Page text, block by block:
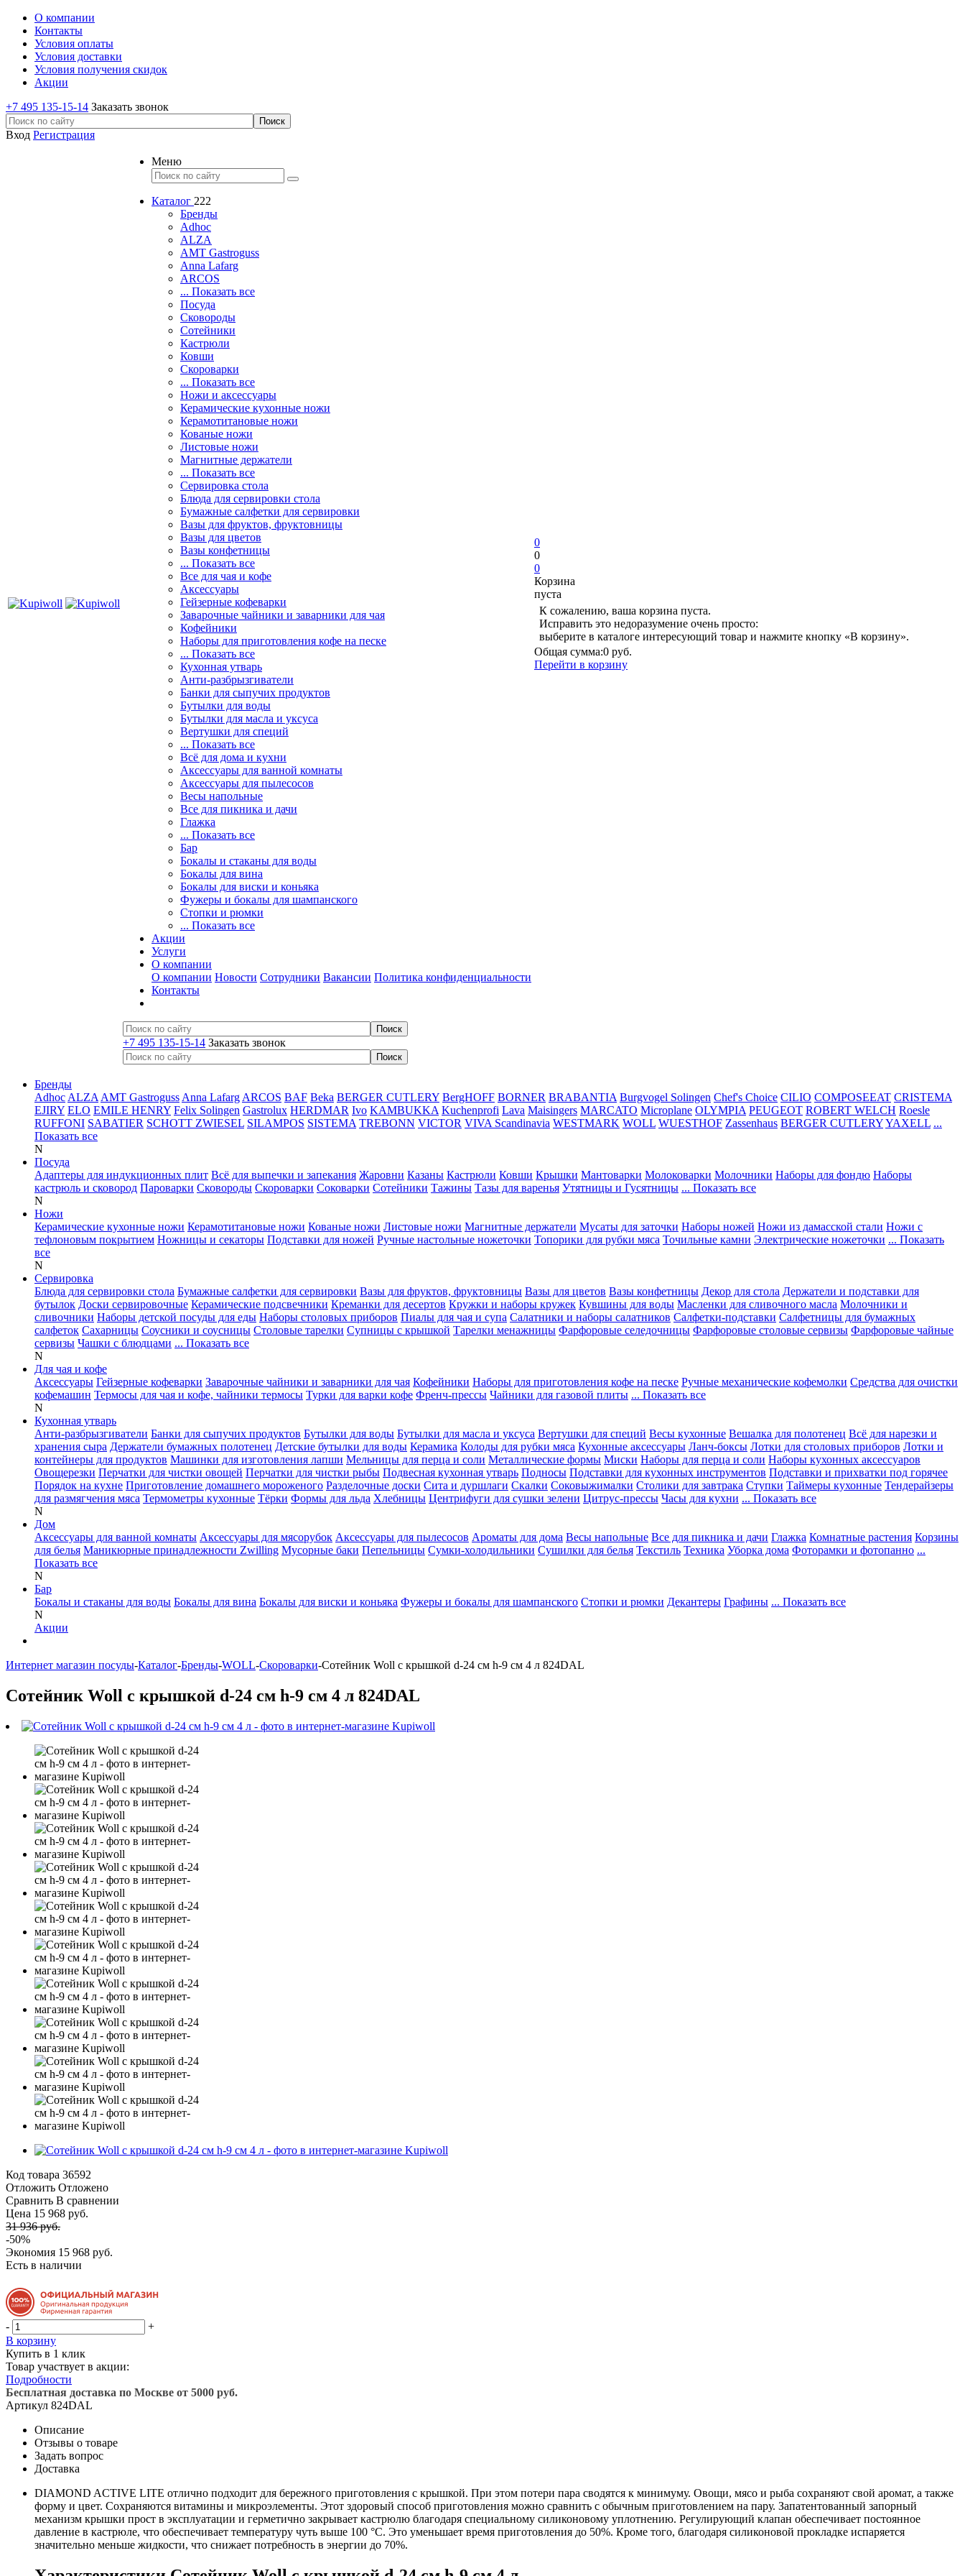
О компании
Контакты
Условия оплаты
Условия доставки
Условия получения скидок
Акции
+7 495 135-15-14 Заказать звонок
Вход Регистрация
Меню
Каталог 222
Бренды
Adhoc
ALZA
AMT Gastroguss
Anna Lafarg
ARCOS
... Показать все
Посуда
Сковороды
Сотейники
Кастрюли
Ковши
Скороварки
... Показать все
Ножи и аксессуары
Керамические кухонные ножи
Керамотитановые ножи
Кованые ножи
Листовые ножи
Магнитные держатели
... Показать все
Сервировка стола
Блюда для сервировки стола
Бумажные салфетки для сервировки
Вазы для фруктов, фруктовницы
Вазы для цветов
Вазы конфетницы
... Показать все
Все для чая и кофе
Аксессуары
Гейзерные кофеварки
Заварочные чайники и заварники для чая
Кофейники
Наборы для приготовления кофе на песке
... Показать все
Кухонная утварь
Анти-разбрызгиватели
Банки для сыпучих продуктов
Бутылки для воды
Бутылки для масла и уксуса
Вертушки для специй
... Показать все
Всё для дома и кухни
Аксессуары для ванной комнаты
Аксессуары для пылесосов
Весы напольные
Все для пикника и дачи
Глажка
... Показать все
Бар
Бокалы и стаканы для воды
Бокалы для вина
Бокалы для виски и коньяка
Фужеры и бокалы для шампанского
Стопки и рюмки
... Показать все
Акции
Услуги
О компании
О компании Новости Сотрудники Вакансии Политика конфиденциальности
Контакты
+7 495 135-15-14 Заказать звонок
0
0
0
Корзина
пуста
К сожалению, ваша корзина пуста.
Исправить это недоразумение очень просто:
выберите в каталоге интересующий товар и нажмите кнопку «В корзину».
Общая сумма:0 руб.
Перейти в корзину
Бренды
Adhoc ALZA AMT Gastroguss Anna Lafarg ARCOS BAF Beka BERGER CUTLERY BergHOFF BORNER BRABANTIA Burgvogel Solingen Chef's Choice CILIO COMPOSEEAT CRISTEMA
EJIRY ELO EMILE HENRY Felix Solingen Gastrolux HERDMAR Ivo KAMBUKKA Kuchenprofi Lava Maisingers MARCATO Microplane OLYMPIA PEUGEOT ROBERT WELCH Roesle
RUFFONI SABATIER SCHOTT ZWIESEL SILAMPOS SISTEMA TREBONN VICTOR VIVA Scandinavia WESTMARK WOLL WUESTHOF Zassenhaus BERGER CUTLERYYAXELL ...
Показать все
N
Посуда
Адаптеры для индукционных плит Всё для выпечки и запекания Жаровни Казаны Кастрюли Ковши Крышки Мантоварки Молоковарки Молочники Наборы для фондю Наборы
кастрюль и сковород Пароварки Сковороды Скороварки Соковарки Сотейники Тажины Тазы для варенья Утятницы и Гусятницы ... Показать все
N
Ножи
Керамические кухонные ножи Керамотитановые ножи Кованые ножи Листовые ножи Магнитные держатели Мусаты для заточки Наборы ножей Ножи из дамасской стали Ножи с
тефлоновым покрытием Ножницы и секаторы Подставки для ножей Ручные настольные ножеточки Топорики для рубки мяса Точильные камни Электрические ножеточки ... Показать
все
N
Сервировка
Блюда для сервировки стола Бумажные салфетки для сервировки Вазы для фруктов, фруктовницы Вазы для цветов Вазы конфетницы Декор для стола Держатели и подставки для
бутылок Доски сервировочные Керамические подсвечники Креманки для десертов Кружки и наборы кружек Кувшины для воды Масленки для сливочного масла Молочники и
сливочники Наборы детской посуды для еды Наборы столовых приборов Пиалы для чая и супа Салатники и наборы салатников Салфетки-подставки Салфетницы для бумажных
салфеток Сахарницы Соусники и соусницы Столовые тарелки Супницы с крышкой Тарелки менажницы Фарфоровые селедочницы Фарфоровые столовые сервизы Фарфоровые чайные
сервизы Чашки с блюдцами ... Показать все
N
Для чая и кофе
Аксессуары Гейзерные кофеварки Заварочные чайники и заварники для чая Кофейники Наборы для приготовления кофе на песке Ручные механические кофемолки Средства для очистки
кофемашин Термосы для чая и кофе, чайники термосы Турки для варки кофе Френч-прессы Чайники для газовой плиты ... Показать все
N
Кухонная утварь
Анти-разбрызгиватели Банки для сыпучих продуктов Бутылки для воды Бутылки для масла и уксуса Вертушки для специй Весы кухонные Вешалка для полотенец Всё для нарезки и
хранения сыра Держатели бумажных полотенец Детские бутылки для воды Керамика Колоды для рубки мяса Кухонные аксессуары Ланч-боксы Лотки для столовых приборов Лотки и
контейнеры для продуктов Машинки для изготовления лапши Мельницы для перца и соли Металлические формы Миски Наборы для перца и соли Наборы кухонных аксессуаров
Овощерезки Перчатки для чистки овощей Перчатки для чистки рыбы Подвесная кухонная утварь Подносы Подставки для кухонных инструментов Подставки и прихватки под горячее
Порядок на кухне Приготовление домашнего мороженого Разделочные доски Сита и дуршлаги Скалки Соковыжималки Столики для завтрака Ступки Таймеры кухонные Тендерайзеры
для размягчения мяса Термометры кухонные Тёрки Формы для льда Хлебницы Центрифуги для сушки зелени Цитрус-прессы Часы для кухни ... Показать все
N
Дом
Аксессуары для ванной комнаты Аксессуары для мясорубок Аксессуары для пылесосов Ароматы для дома Весы напольные Все для пикника и дачи Глажка Комнатные растения Корзины
для белья Маникюрные принадлежности Zwilling Мусорные баки Пепельницы Сумки-холодильники Сушилки для белья Текстиль Техника Уборка дома Фоторамки и фотопанно ...
Показать все
N
Бар
Бокалы и стаканы для воды Бокалы для вина Бокалы для виски и коньяка Фужеры и бокалы для шампанского Стопки и рюмки Декантеры Графины ... Показать все
N
Акции
Интернет магазин посуды-Каталог-Бренды-WOLL-Скороварки-Сотейник Woll с крышкой d-24 см h-9 см 4 л 824DAL
Сотейник Woll с крышкой d-24 см h-9 см 4 л 824DAL
Код товара 36592
Отложить Отложено
Сравнить В сравнении
Цена 15 968 руб.
31 936 руб.
-50%
Экономия 15 968 руб.
Есть в наличии
-
+
В корзину
Купить в 1 клик
Товар участвует в акции:
Подробности
Бесплатная доставка по Москве от 5000 руб.
Артикул 824DAL
Описание
Отзывы о товаре
Задать вопрос
Доставка
DIAMOND ACTIVE LITE отлично подходит для бережного приготовления с крышкой. При этом потери пара сводятся к минимуму. Овощи, мясо и рыба сохраняют свой аромат, а также
форму и цвет. Сохраняются витамины и микроэлементы. Этот здоровый способ приготовления можно сравнить с обычным приготовлением на пару. Запатентованный запорный
механизм крышки прост в эксплуатации и герметично закрывает кастрюлю благодаря специальному силиконовому уплотнению. Регулирующий клапан обеспечивает постоянное
давление в кастрюле, что обеспечивает температуру чуть выше 100 °C. Это уменьшает время приготовления до 50%. Кроме того, благодаря силиконовой прокладке испаряется
значительно меньше жидкости, что снижает потребность в энергии до 70%.